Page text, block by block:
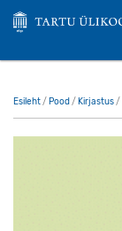
Esileht/ Pood / Kirjastus/